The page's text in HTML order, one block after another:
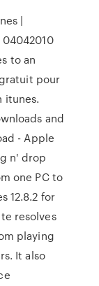
|
04042010
to an
pour
itunes.
and
- Apple
n' drop
one PC to
12.8.2 for
resolves
playing
It also